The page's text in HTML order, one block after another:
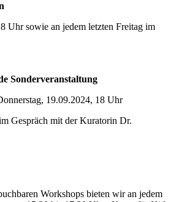
Uhr sowie an jedem letzten Freitag im
Sonderveranstaltung
19.09.2024, 18 Uhr
Gespräch mit der Kuratorin Dr.
Workshops bieten wir an jedem